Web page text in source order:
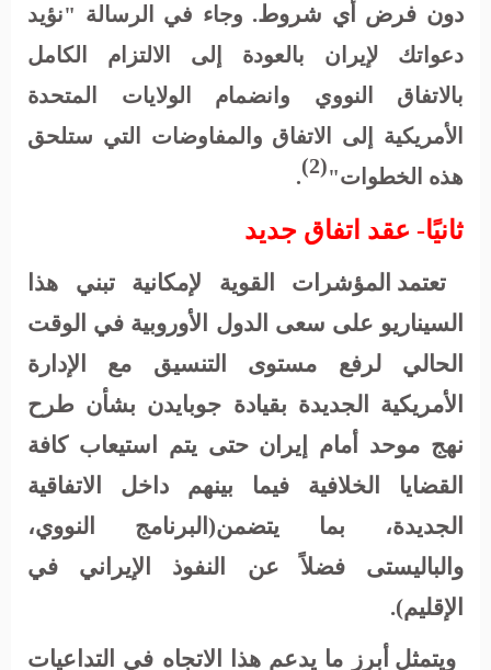
دون فرض أي شروط. وجاء في الرسالة "نؤيد
دعواتك لإيران بالعودة إلى الالتزام الكامل
بالاتفاق النووي وانضمام الولايات المتحدة
الأمريكية إلى الاتفاق والمفاوضات التي ستلحق
هذه الخطوات"(2)
.
ثانيًا- عقد اتفاق جديد
تعتمد المؤشرات القوية لإمكانية تبني هذا
السيناريو على سعى الدول الأوروبية في الوقت
الحالي لرفع مستوى التنسيق مع الإدارة
الأمريكية الجديدة بقيادة جوبايدن بشأن طرح
نهج موحد أمام إيران حتى يتم
استيعاب كافة
القضايا الخلافية فيما بينهم داخل الاتفاقية
الجديدة، بما يتضمن(البرنامج النووي،
والباليستى فضلاً عن النفوذ الإيراني في
الإقليم).
ويتمثل أبرز ما يدعم هذا الاتجاه في التداعيات